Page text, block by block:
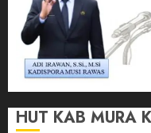
HUT KAB MURA